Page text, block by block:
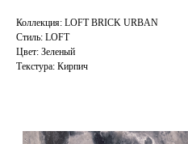
Коллекция: LOFT BRICK URBAN
Стиль: LOFT
Цвет: Зеленый
Текстура: Кирпич